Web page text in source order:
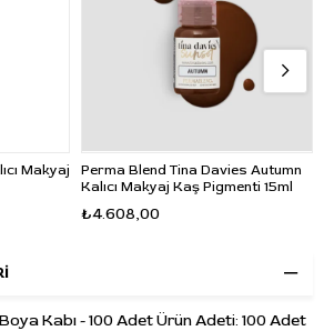
Makyaj
Perma Blend Tina Davies Autumn
Kalıcı Makyaj Kaş Pigmenti 15ml
₺4.608,00
Kabı - 100 Adet Ürün Adeti: 100 Adet